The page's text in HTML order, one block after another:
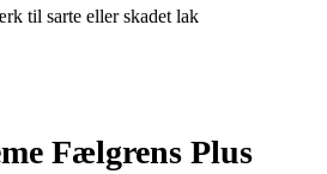
til sarte eller skadet lak
Fælgrens Plus